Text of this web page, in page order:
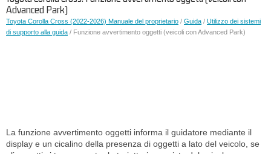
Advanced Park)
Toyota Corolla Cross (2022-2026) Manuale del proprietario / Guida / Utilizzo dei sistemi
di supporto alla guida / Funzione avvertimento oggetti (veicoli con Advanced Park)
La funzione avvertimento oggetti informa il guidatore mediante il
display e un cicalino della presenza di oggetti a lato del veicolo, se